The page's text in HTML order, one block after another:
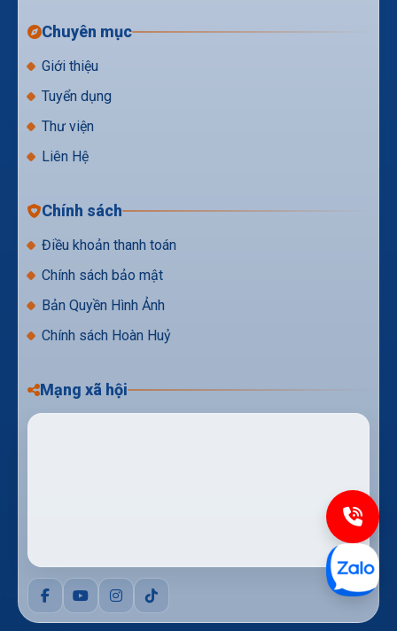
Chuyên mục
Giới thiệu
Tuyển dụng
Thư viện
Liên Hệ
Chính sách
Điều khoản thanh toán
Chính sách bảo mật
Bản Quyền Hình Ảnh
Chính sách Hoàn Huỷ
Mạng xã hội